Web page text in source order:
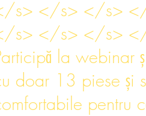
s> </s> </s>
s> </s> </s>
la webinar
doar 13 piese și
pentru